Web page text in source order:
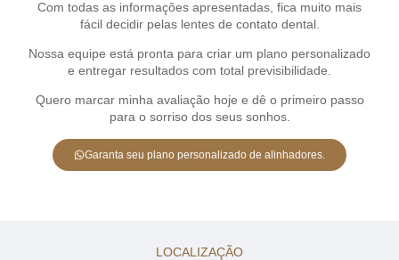
Com todas as informações apresentadas, fica muito mais
fácil decidir pelas lentes de contato dental.
Nossa equipe está pronta para criar um plano personalizado
e entregar resultados com total previsibilidade.
Quero marcar minha avaliação hoje e dê o primeiro passo
para o sorriso dos seus sonhos.
Garanta seu plano personalizado de alinhadores.
LOCALIZAÇÃO